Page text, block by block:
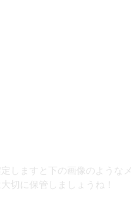
しますと下の画像のようなメ
切に保管しましょうね！